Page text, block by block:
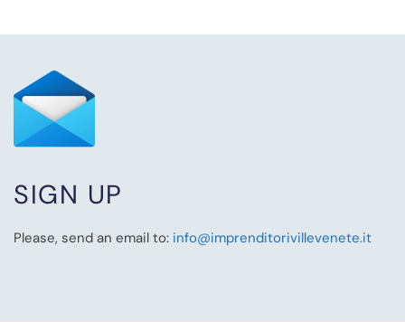
SIGN UP
Please, send an email to: info@imprenditorivillevenete.it